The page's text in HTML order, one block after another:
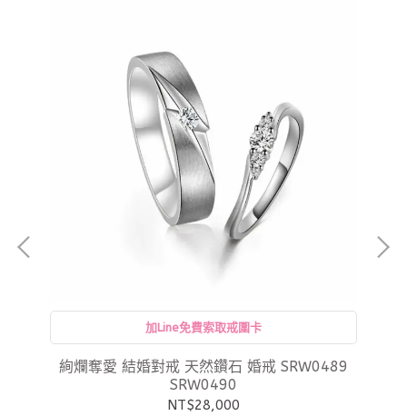
加Line免費索取戒圍卡
絢爛奪愛 結婚對戒 天然鑽石 婚戒 SRW0489
SRW0490
NT$28,000